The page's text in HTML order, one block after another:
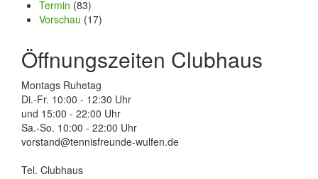
Termin (83)
Vorschau (17)
Öffnungszeiten Clubhaus
Montags Ruhetag
Di.-Fr. 10:00 - 12:30 Uhr
und 15:00 - 22:00 Uhr
Sa.-So. 10:00 - 22:00 Uhr
vorstand@tennisfreunde-wulfen.de
Tel. Clubhaus